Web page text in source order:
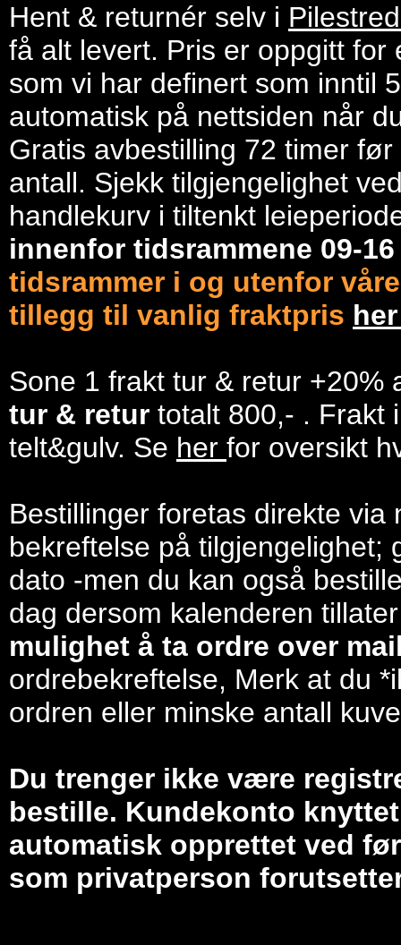
Hent & returnér selv i
få alt levert. Pris er oppgitt
som vi har definert som inntil
automatisk på nettsiden når
Gratis avbestilling 72 timer
antall. Sjekk tilgjengelighet
handlekurv i tiltenkt
innenfor tidsrammene 09-
tidsrammer i og utenfor
tillegg til vanlig fraktpris
Sone 1 frakt tur & retur +20%
tur & retur totalt 800,- . Frakt
telt&gulv. Se her for oversikt
Bestillinger foretas direkte
bekreftelse på tilgjengelighet;
dato -men du kan også
dag dersom kalenderen
mulighet å ta ordre over
ordrebekreftelse, Merk at du
ordren eller minske antall
Du trenger ikke være
bestille. Kundekonto
automatisk opprettet ved
som privatperson